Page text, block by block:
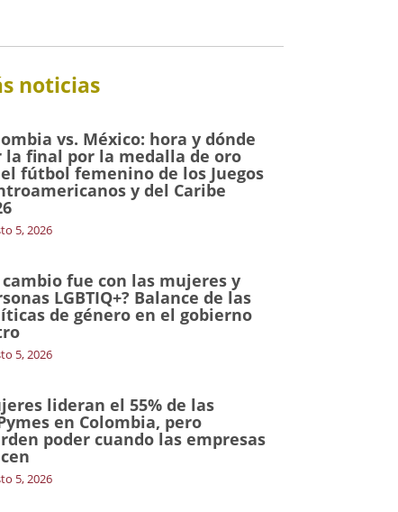
noticias
vs. México: hora y dónde
la final por la medalla de oro
fútbol femenino de los Juegos
y del Caribe
5, 2026
cambio fue con las mujeres y
LGBTIQ+? Balance de las
de género en el gobierno
5, 2026
lideran el 55% de las
en Colombia, pero
poder cuando las empresas
5, 2026